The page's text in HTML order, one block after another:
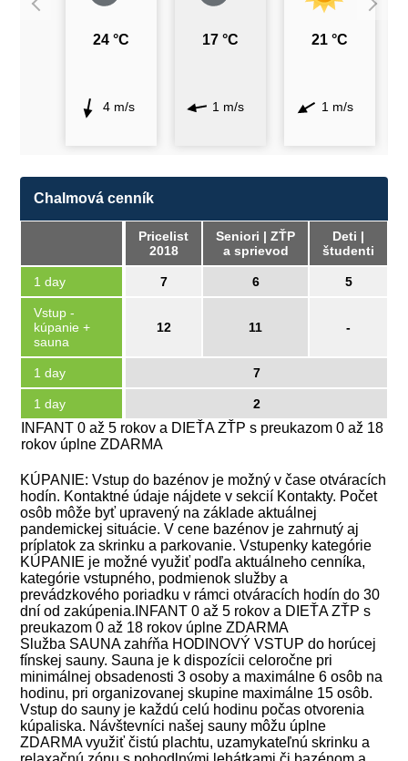
24 °C
4 m/s
17 °C
1 m/s
21 °C
1 m/s
Chalmová cenník
Pricelist
2018
Seniori | ZŤP
a sprievod
Deti |
študenti
INFANT 0 až 5 rokov a DIEŤA ZŤP s preukazom 0 až 18
rokov úplne ZDARMA
1 day 7 6 5
Vstup -
kúpanie +
sauna
12 11 -
1 day 7
1 day 2
KÚPANIE: Vstup do bazénov je možný v čase otváracích
hodín. Kontaktné údaje nájdete v sekcií Kontakty. Počet
osôb môže byť upravený na základe aktuálnej
pandemickej situácie. V cene bazénov je zahrnutý aj
príplatok za skrinku a parkovanie. Vstupenky kategórie
KÚPANIE je možné využiť podľa aktuálneho cenníka,
kategórie vstupného, podmienok služby a
prevádzkového poriadku v rámci otváracích hodín do 30
dní od zakúpenia.INFANT 0 až 5 rokov a DIEŤA ZŤP s
preukazom 0 až 18 rokov úplne ZDARMA
Služba SAUNA zahŕňa HODINOVÝ VSTUP do horúcej
fínskej sauny. Sauna je k dispozícii celoročne pri
minimálnej obsadenosti 3 osoby a maximálne 6 osôb na
hodinu, pri organizovanej skupine maximálne 15 osôb.
Vstup do sauny je každú celú hodinu počas otvorenia
kúpaliska. Návštevníci našej sauny môžu úplne
ZDARMA využiť čistú plachtu, uzamykateľnú skrinku a